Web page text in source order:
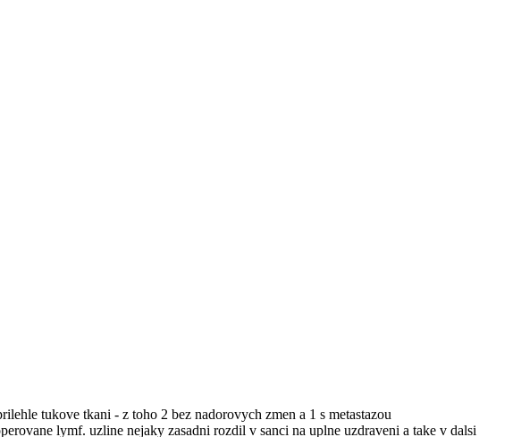
tukove tkani - z toho 2 bez nadorovych zmen a 1 s metastazou
lymf. uzline nejaky zasadni rozdil v sanci na uplne uzdraveni a take v dalsi